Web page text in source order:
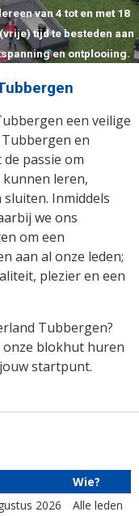
van 4 tot en met 18
tijd te besteden aan
en ontplooiing.
een veilige
en
passie om
leren,
Inmiddels
we ons
om een
aan al onze leden;
plezier en een
Tubbergen?
onze blokhut huren
startpunt.
Wie?
2026
Alle leden